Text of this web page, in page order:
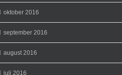
oktober 2016
september 2016
august 2016
juli 2016